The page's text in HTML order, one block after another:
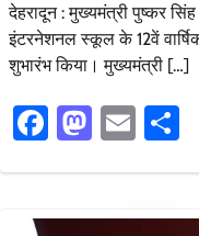
देहरादून : मुख्यमंत्री पुष्कर
इंटरनेशनल स्कूल के 12वें
शुभारंभ किया। मुख्यमंत्री […]
Facebook
Email